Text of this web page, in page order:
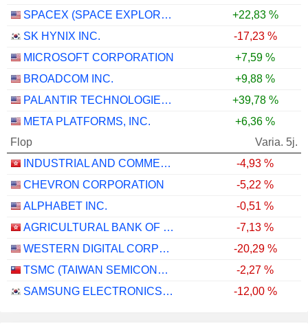
SPACEX (SPACE EXPLORATION TECHNOLOGIES)
+22,83 %
SK HYNIX INC.
-17,23 %
MICROSOFT CORPORATION
+7,59 %
BROADCOM INC.
+9,88 %
PALANTIR TECHNOLOGIES INC.
+39,78 %
META PLATFORMS, INC.
+6,36 %
Flop
Varia. 5j.
INDUSTRIAL AND COMMERCIAL BANK OF CHINA LIMITED
-4,93 %
CHEVRON CORPORATION
-5,22 %
ALPHABET INC.
-0,51 %
AGRICULTURAL BANK OF CHINA LIMITED
-7,13 %
WESTERN DIGITAL CORPORATION
-20,29 %
TSMC (TAIWAN SEMICONDUCTOR MANUFACTURING COMPANY)
-2,27 %
SAMSUNG ELECTRONICS CO., LTD.
-12,00 %